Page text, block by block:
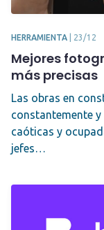
HERRAMIENTA 23/12
Mejores
más precisas
Las obras en
constantemente
caóticas y
jefes…